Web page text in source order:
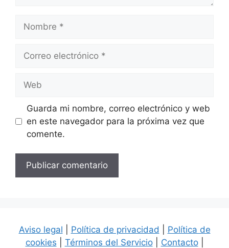
electrónico
Guarda mi nombre, correo electrónico y web
en este navegador para la próxima vez que
comente.
Aviso legal Política de privacidad
Política de
cookies
Términos del Servicio| Contacto|